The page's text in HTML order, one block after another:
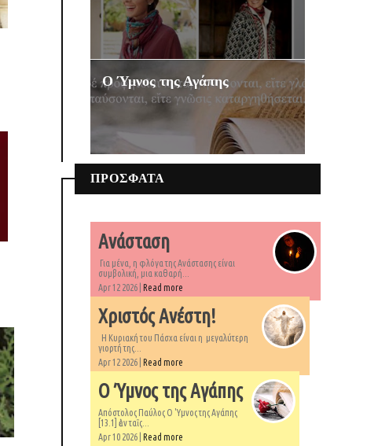
Ο Ύμνος της Αγάπης
ΠΡΟΣΦΑΤΑ
Ανάσταση
Για μένα, η φλόγα της Ανάστασης είναι
συμβολική, μια καθαρή...
Apr 12 2026 | Read more
Χριστός Ανέστη!
Η Κυριακή του Πάσχα είναι η μεγαλύτερη
γιορτή της...
Apr 12 2026 | Read more
Ο Ύμνος της Αγάπης
Απόστολος Παύλος Ο 'Υμνος της Αγάπης
[13.1] ἐὰν ταῖς...
Apr 10 2026 | Read more